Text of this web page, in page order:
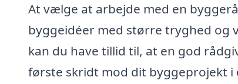
At vælge at arbejde med en
byggeidéer med større tryghed og
kan du have tillid til, at en god
første skridt mod dit byggeprojekt i